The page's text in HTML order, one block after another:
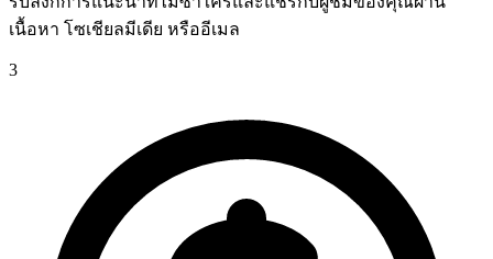
เนื้อหา โซเชียลมีเดีย หรืออีเมล
3